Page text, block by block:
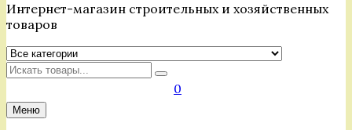
Интернет-магазин строительных и хозяйственных
товаров
Искать
0
Меню